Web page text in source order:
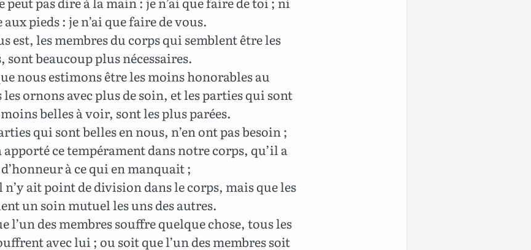
pieds : je n’ai que faire de vous.
est, les membres du corps qui semblent être les
sont beaucoup plus nécessaires.
nous estimons être les moins honorables au
ornons avec plus de soin, et les parties qui sont
belles à voir, sont les plus parées.
qui sont belles en nous, n’en ont pas besoin ;
apporté ce tempérament dans notre corps, qu’il a
à ce qui en manquait ;
ait point de division dans le corps, mais que les
un soin mutuel les uns des autres.
l’un des membres souffre quelque chose, tous les
avec lui ; ou soit que l’un des membres soit